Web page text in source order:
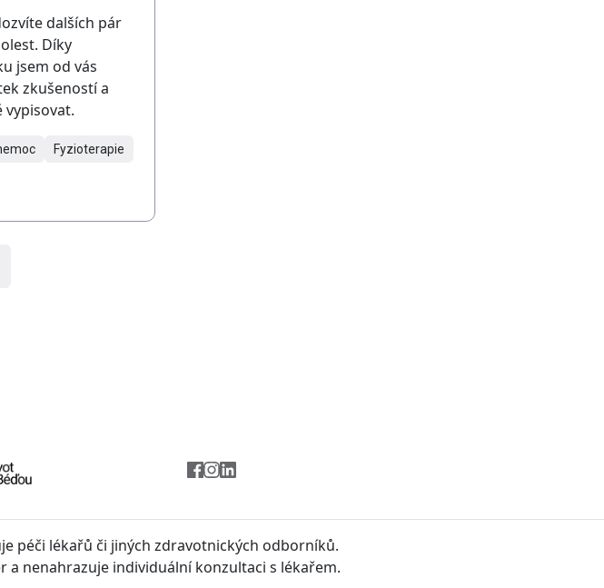
dalších pár
Díky
jsem od vás
zkušeností a
vypisovat.
Fyzioterapie
péči lékařů či jiných zdravotnických odborníků.
nenahrazuje individuální konzultaci s lékařem.